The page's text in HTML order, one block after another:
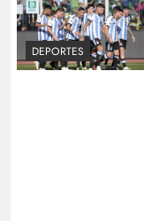
DEPORTES